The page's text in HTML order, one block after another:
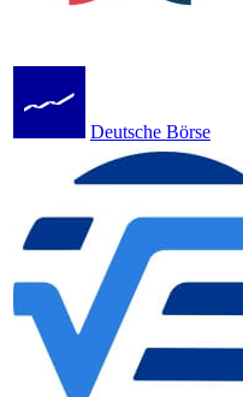
Deutsche Börse